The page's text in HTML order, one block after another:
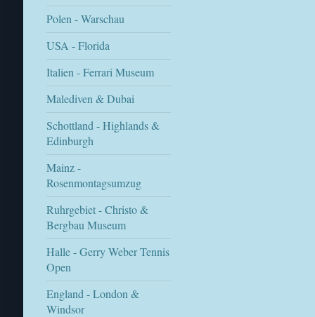
Polen - Warschau
USA - Florida
Italien - Ferrari Museum
Malediven & Dubai
Schottland - Highlands &
Edinburgh
Mainz -
Rosenmontagsumzug
Ruhrgebiet - Christo &
Bergbau Museum
Halle - Gerry Weber Tennis
Open
England - London &
Windsor